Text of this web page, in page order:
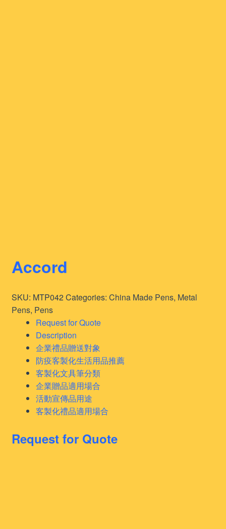
Accord
SKU: MTP042Categories: China Made Pens, Metal
Pens, Pens
Request for Quote
Description
企業禮品贈送對象
防疫客製化生活用品推薦
客製化文具筆分類
企業贈品適用場合
活動宣傳品用途
客製化禮品適用場合
Request for Quote